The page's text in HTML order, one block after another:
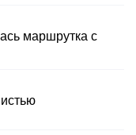
маршрутка с